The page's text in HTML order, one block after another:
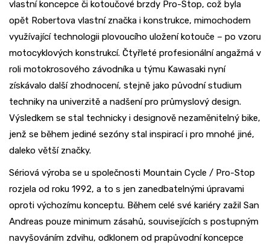
vlastní koncepce či kotoučové brzdy Pro-Stop, což byla
opět Robertova vlastní značka i konstrukce, mimochodem
využívající technologii plovoucího uložení kotouče – po vzoru
motocyklových konstrukcí. Čtyřleté profesionální angažmá v
roli motokrosového závodníka u týmu Kawasaki nyní
získávalo další zhodnocení, stejně jako původní studium
techniky na univerzitě a nadšení pro průmyslový design.
Výsledkem se stal technicky i designově nezaměnitelný bike,
jenž se během jediné sezóny stal inspirací i pro mnohé jiné,
daleko větší značky.
Sériová výroba se u společnosti Mountain Cycle / Pro-Stop
rozjela od roku 1992, a to s jen zanedbatelnými úpravami
oproti výchozímu konceptu. Během celé své kariéry zažil San
Andreas pouze minimum zásahů, souvisejících s postupným
navyšováním zdvihu, odklonem od prapůvodní koncepce